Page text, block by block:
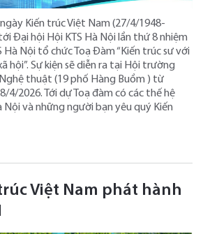
Kiến trúc Việt Nam (27/4/1948-
Đại hội Hội KTS Hà Nội lần thứ 8 nhiệm
Hà Nội tổ chức Toạ Đàm “Kiến trúc sư với
hội”. Sự kiện sẽ diễn ra tại Hội trường
thuật (19 phố Hàng Buồm ) từ
4/2026. Tới dự Toạ đàm có các thế hệ
Nội và những người bạn yêu quý Kiến
Việt Nam phát hành